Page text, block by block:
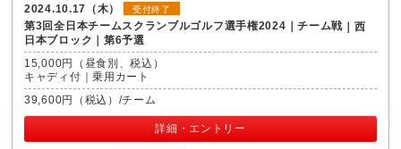
2024.10.17（木） 受付終了
第3回全日本チームスクランブルゴルフ選手権2024｜チーム戦
西
日本ブロック｜第6予選
15,000円（昼食別、税込）
キャディ付｜乗用カート
39,600円（税込）/チーム
詳細・エントリー